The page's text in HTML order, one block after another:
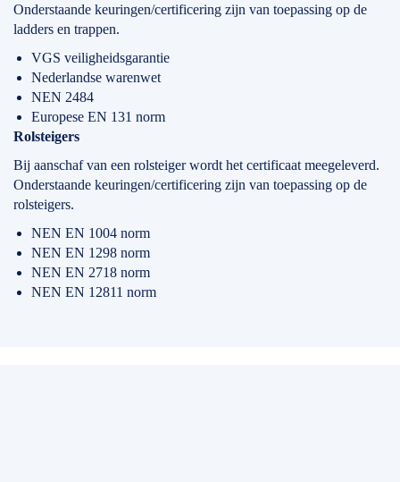
Onderstaande keuringen/certificering zijn van toepassing op de
ladders en trappen.
VGS veiligheidsgarantie
Nederlandse warenwet
NEN 2484
Europese EN 131 norm
Rolsteigers
Bij aanschaf van een rolsteiger wordt het certificaat meegeleverd.
Onderstaande keuringen/certificering zijn van toepassing op de
rolsteigers.
NEN EN 1004 norm
NEN EN 1298 norm
NEN EN 2718 norm
NEN EN 12811 norm